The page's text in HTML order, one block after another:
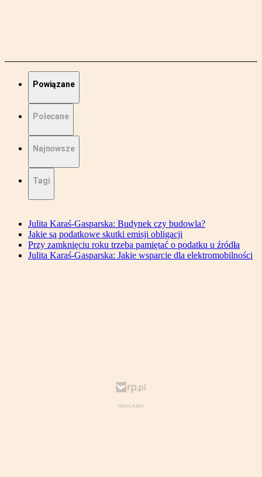
Powiązane
Polecane
Najnowsze
Tagi
Julita Karaś-Gasparska: Budynek czy budowla?
Jakie są podatkowe skutki emisji obligacji
Przy zamknięciu roku trzeba pamiętać o podatku u źródła
Julita Karaś-Gasparska: Jakie wsparcie dla elektromobilności